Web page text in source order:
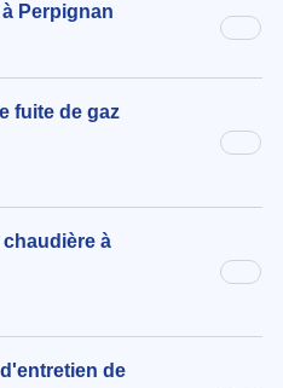
Perpignan
fuite de gaz
à
de